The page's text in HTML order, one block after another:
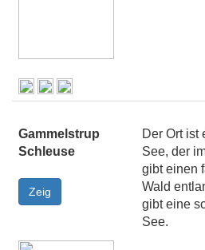
Gammelstrup
Schleuse
Der Ort ist
See, der
gibt einen
Wald
gibt eine
See.